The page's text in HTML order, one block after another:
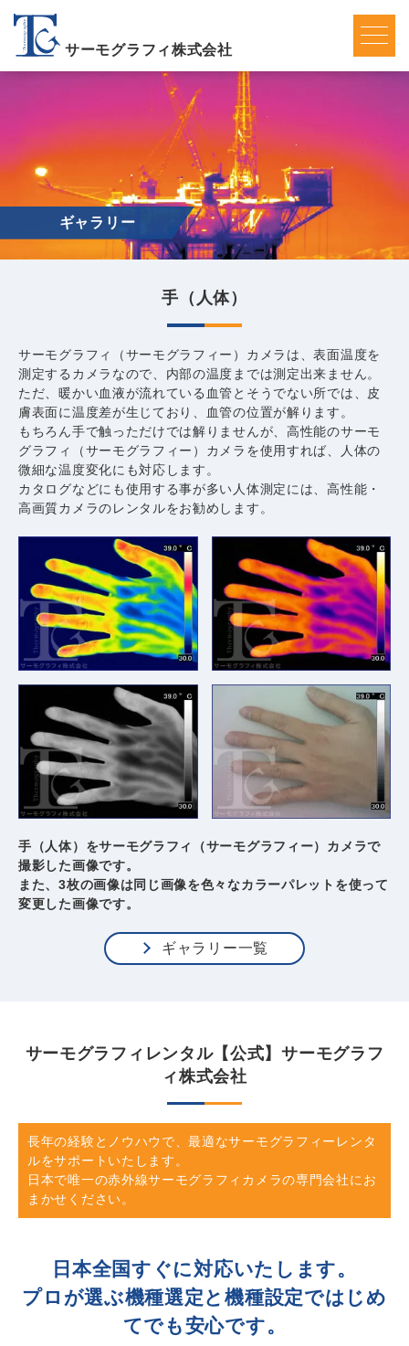
サーモグラフィ株式会社
ギャラリー
手（人体）
サーモグラフィ（サーモグラフィー）カメラは、表面温度を
測定するカメラなので、内部の温度までは測定出来ません。
ただ、暖かい血液が流れている血管とそうでない所では、皮
膚表面に温度差が生じており、血管の位置が解ります。
もちろん手で触っただけでは解りませんが、高性能のサーモ
グラフィ（サーモグラフィー）カメラを使用すれば、人体の
微細な温度変化にも対応します。
カタログなどにも使用する事が多い人体測定には、高性能・
高画質カメラのレンタルをお勧めします。
手（人体）をサーモグラフィ（サーモグラフィー）カメラで
撮影した画像です。
また、3枚の画像は同じ画像を色々なカラーパレットを使って
変更した画像です。
ギャラリー一覧
サーモグラフィレンタル【公式】サーモグラフ
ィ株式会社
長年の経験とノウハウで、最適なサーモグラフィーレンタ
ルをサポートいたします。
日本で唯一の赤外線サーモグラフィカメラの専門会社にお
まかせください。
日本全国すぐに対応いたします。
プロが選ぶ機種選定と機種設定ではじめ
てでも安心です。